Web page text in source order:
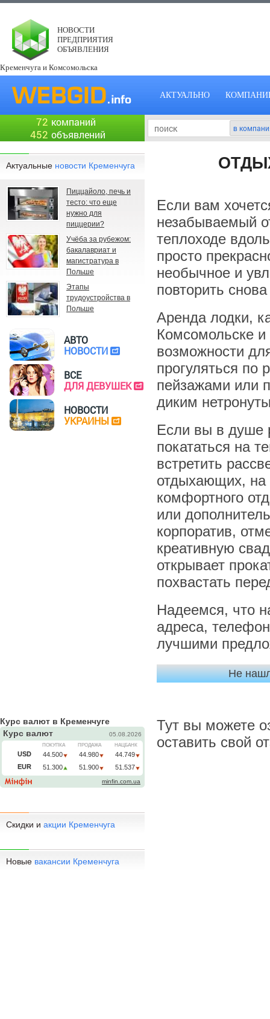
НОВОСТИ
ПРЕДПРИЯТИЯ
ОБЪЯВЛЕНИЯ
Кременчуга и Комсомольска
АКТУАЛЬНО
72 компаний
452 объявлений
Если вам
незабываемый
теплоходе
просто
необычное и
повторить
Аренда лодки,
Комсомольске и
возможности
прогуляться по
пейзажами или
диким
Если вы в душе
покататься на
встретить
отдыхающих, на
комфортного
или
корпоратив,
креативную
открывает
похвастать
Надеемся, что
адреса,
лучшими
Не
Тут вы можете
оставить свой
Актуальные новости Кременчуга
Пиццайоло, печь и
тесто: что еще
нужно для
пиццерии?
Учёба за рубежом:
бакалавриат и
магистратура в
Польше
Этапы
трудоустройства в
Польше
АВТО
НОВОСТИ
ВСЕ
ДЛЯ ДЕВУШЕК
НОВОСТИ
УКРАИНЫ
Курс валют в Кременчуге
Скидки и акции Кременчуга
Новые вакансии Кременчуга